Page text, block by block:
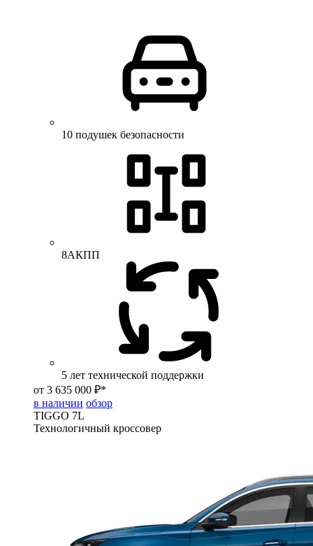
10 подушек безопасности
8АКПП
5 лет технической поддержки
от 3 635 000 ₽*
в наличии обзор
TIGGO 7L
Технологичный кроссовер